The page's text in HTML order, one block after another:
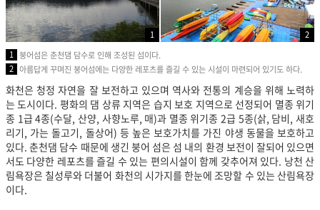
1
2
1 붕어섬은 춘천댐 담수로 인해 조성된 섬이다.
2 아름답게 꾸며진 붕어섬에는 다양한 레포츠를 즐길 수 있는 시설이 마련되어 있기도 하다.
화천은 청정 자연을 잘 보전하고 있으며 역사와 전통의 계승을 위해 노력하
는 도시이다. 평화의 댐 상류 지역은 습지 보호 지역으로 선정되어 멸종 위기
종 1급 4종(수달, 산양, 사향노루, 매)과 멸종 위기종 2급 5종(삵, 담비, 새호
리기, 가는 돌고기, 돌상어) 등 높은 보호가치를 가진 야생 동물을 보호하고
있다. 춘천댐 담수 때문에 생긴 붕어 섬은 섬 내의 환경 보전이 잘되어 있으면
서도 다양한 레포츠를 즐길 수 있는 편의시설이 함께 갖추어져 있다. 낭천 산
림욕장은 칠성루와 더불어 화천의 시가지를 한눈에 조망할 수 있는 산림욕장
이다.